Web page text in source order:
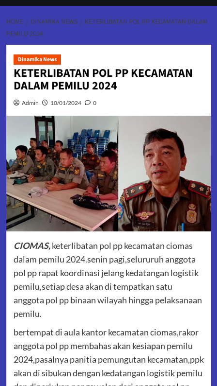
HOME DINAMIKA NEWS
KETERLIBATAN POL PP KECAMATAN DALAM
PEMILU 2024
Dinamika News
KETERLIBATAN POL PP KECAMATAN
DALAM PEMILU 2024
Admin 10/01/2024 0
CIOMAS, keterlibatan pol pp kecamatan ciomas
dalam pemilu 2024.senin pagi,selururuh anggota
pol pp rapat koordinasi jelang kedatangan logistik
pemilu,setiap desa akan di tempatkan satu
anggota pol pp binaan wilayah hingga pelaksanaan
pemilu.
bertempat di aula kantor kecamatan ciomas,rakor
anggota pol pp membahas akan kesiapan pemilu
2024,pasalnya panitia pemungutan kecamatan,ppk
akan di sibukan dengan kedatangan logistik pemilu